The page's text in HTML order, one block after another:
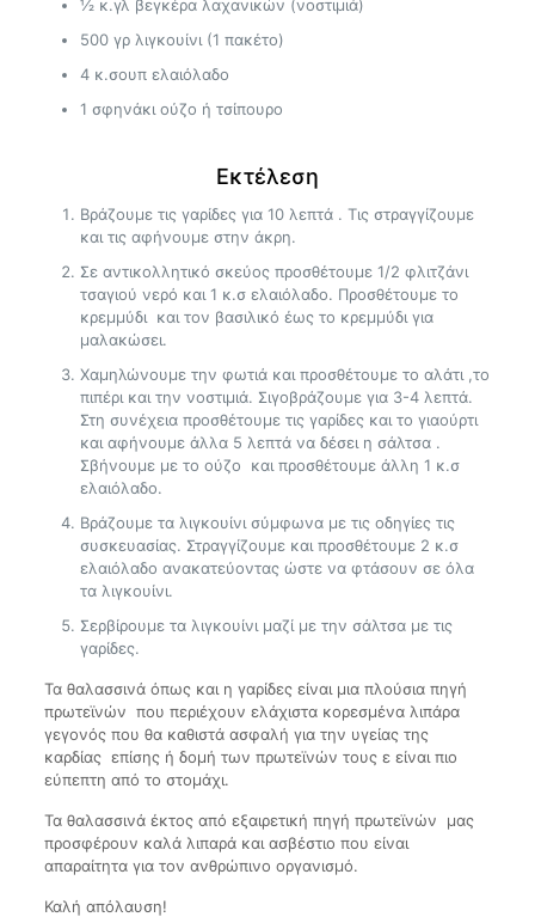
½ κ.γλ βεγκέρα λαχανικών (νοστιμιά)
500 γρ λιγκουίνι (1 πακέτο)
4 κ.σουπ ελαιόλαδο
1 σφηνάκι ούζο ή τσίπουρο
Εκτέλεση
Βράζουμε τις γαρίδες για 10 λεπτά . Τις στραγγίζουμε
και τις αφήνουμε στην άκρη.
Σε αντικολλητικό σκεύος προσθέτουμε 1/2 φλιτζάνι
τσαγιού νερό και 1 κ.σ ελαιόλαδο. Προσθέτουμε το
κρεμμύδι και τον βασιλικό έως το κρεμμύδι για
μαλακώσει.
Χαμηλώνουμε την φωτιά και προσθέτουμε το αλάτι ,το
πιπέρι και την νοστιμιά. Σιγοβράζουμε για 3-4 λεπτά.
Στη συνέχεια προσθέτουμε τις γαρίδες και το γιαούρτι
και αφήνουμε άλλα 5 λεπτά να δέσει η σάλτσα .
Σβήνουμε με το ούζο και προσθέτουμε άλλη 1 κ.σ
ελαιόλαδο.
Βράζουμε τα λιγκουίνι σύμφωνα με τις οδηγίες τις
συσκευασίας. Στραγγίζουμε και προσθέτουμε 2 κ.σ
ελαιόλαδο ανακατεύοντας ώστε να φτάσουν σε όλα
τα λιγκουίνι.
Σερβίρουμε τα λιγκουίνι μαζί με την σάλτσα με τις
γαρίδες.
Τα θαλασσινά όπως και η γαρίδες είναι μια πλούσια πηγή
πρωτεϊνών που περιέχουν ελάχιστα κορεσμένα λιπάρα
γεγονός που θα καθιστά ασφαλή για την υγείας της
καρδίας επίσης ή δομή των πρωτεϊνών τους ε είναι πιο
εύπεπτη από το στομάχι.
Τα θαλασσινά έκτος από εξαιρετική πηγή πρωτεϊνών μας
προσφέρουν καλά λιπαρά και ασβέστιο που είναι
απαραίτητα για τον ανθρώπινο οργανισμό.
Καλή απόλαυση!